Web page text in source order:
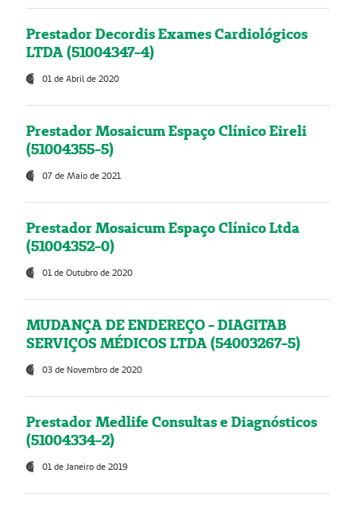
Prestador Decordis Exames Cardiológicos
LTDA (51004347-4)
01 de Abril de 2020
Prestador Mosaicum Espaço Clínico Eireli
(51004355-5)
07 de Maio de 2021
Prestador Mosaicum Espaço Clínico Ltda
(51004352-0)
01 de Outubro de 2020
MUDANÇA DE ENDEREÇO - DIAGITAB
SERVIÇOS MÉDICOS LTDA (54003267-5)
03 de Novembro de 2020
Prestador Medlife Consultas e Diagnósticos
(51004334-2)
01 de Janeiro de 2019